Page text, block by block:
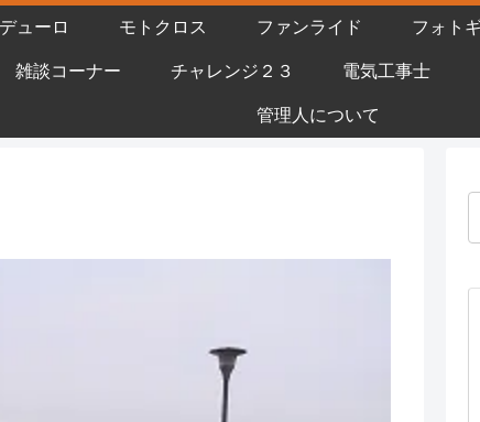
ューロ モトクロス ファンライド フォト
雑談コーナー チャレンジ２３ 電気工事士
管理人について